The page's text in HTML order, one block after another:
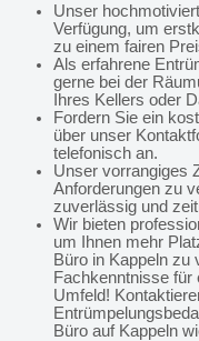
Unser
Verfügung, um
zu einem fairen
Als erfahrene
gerne bei der
Ihres Kellers oder
Fordern Sie ein
über unser
telefonisch an.
Unser vorrangiges
Anforderungen zu
zuverlässig und
Wir bieten
um Ihnen mehr
Büro in Kappeln zu
Fachkenntnisse für
Umfeld!
Büro auf Kappeln